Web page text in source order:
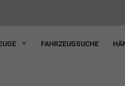
FAHRZEUGSUCHE